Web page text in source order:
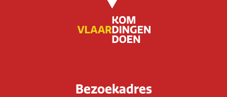
Bezoekadres